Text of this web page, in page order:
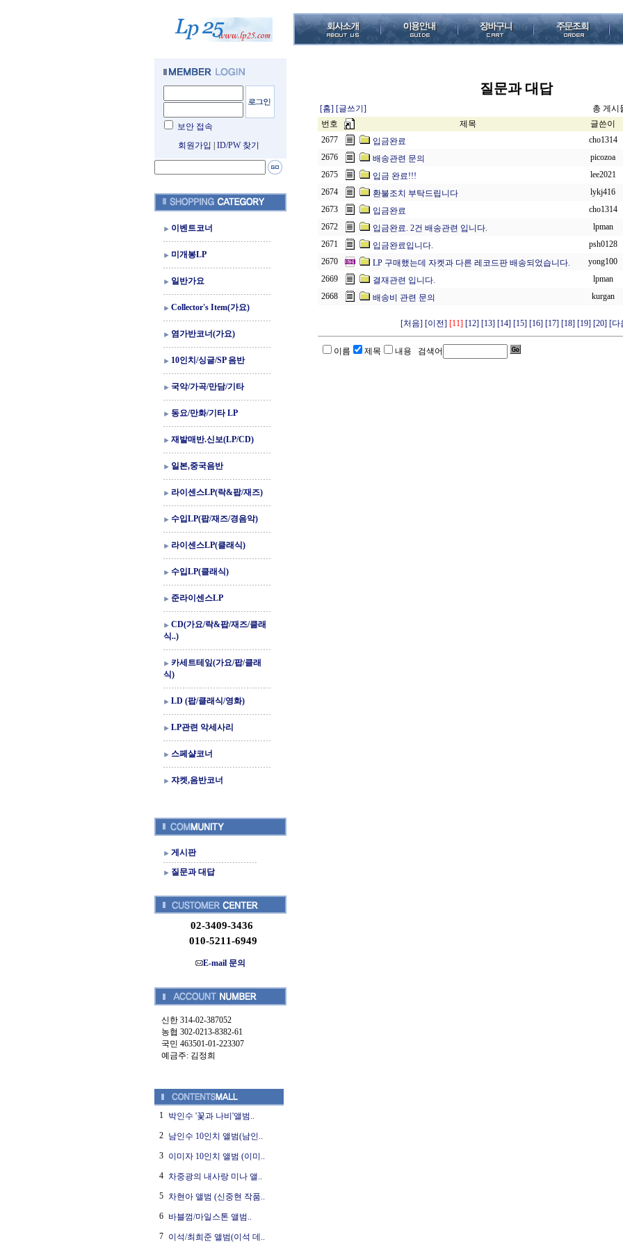
보안 접속
회원가입
ID/PW 찾기
이벤트코너
미개봉LP
일반가요
Collector's Item(가요)
염가반코너(가요)
10인치/싱글/SP 음반
국악/가곡/만담/기타
동요/만화/기타 LP
재발매반.신보(LP/CD)
일본,중국음반
라이센스LP(락&팝/재즈)
수입LP(팝/재즈/경음악)
라이센스LP(클래식)
수입LP(클래식)
준라이센스LP
CD(가요/락&팝/재즈/클래
식..)
카세트테잎(가요/팝/클래
식)
LD (팝/클래식/영화)
LP관련 악세사리
스페샬코너
쟈켓,음반코너
게시판
질문과 대답
02-3409-3436
010-5211-6949
E-mail 문의
신한 314-02-387052
농협 302-0213-8382-61
국민 463501-01-223307
예금주: 김정희
1 박인수 '꽃과 나비'앨범..
2 남인수 10인치 앨범(남인..
3 이미자 10인치 앨범 (이미..
4 차중광의 내사랑 미나 앨..
5 차현아 앨범 (신중현 작품..
6 바블껌/마일스톤 앨범..
7 이석/최희준 앨범(이석 데..
질문과 대답
[홈] [글쓰기]
총 게시
번호
제목 글쓴이
2677
입금완료 cho1314
2676
배송관련 문의 picozoa
2675
입금 완료!!! lee2021
2674
환불조치 부탁드립니다 lykj416
2673
입금완료 cho1314
2672
입금완료. 2건 배송관련 입니다. lpman
2671
입금완료입니다. psh0128
2670
LP 구매했는데 자켓과 다른 레코드판 배송되었습니다. yong100
2669
결재관련 입니다. lpman
2668
배송비 관련 문의 kurgan
[처음] [이전] [11] [12] [13] [14] [15] [16] [17] [18] [19] [20] [다
이름 제목 내용 검색어